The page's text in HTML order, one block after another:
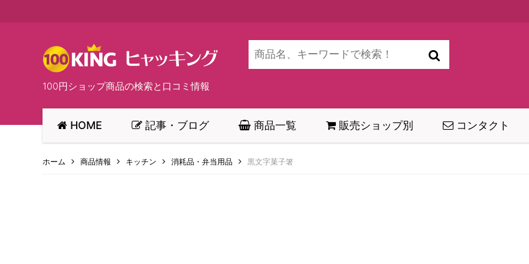
100円ショップ商品の検索と口コミ情報
HOME 記事・ブログ 商品一覧 販売ショップ別 コンタクト
ホーム 商品情報 キッチン 消耗品・弁当用品 黒文字菓子箸